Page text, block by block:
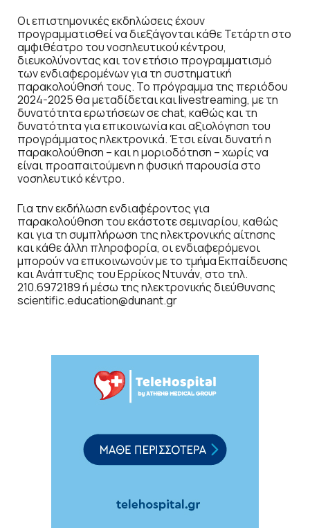
Οι επιστημονικές εκδηλώσεις έχουν
προγραμματισθεί να διεξάγονται κάθε Τετάρτη στο
αμφιθέατρο του νοσηλευτικού κέντρου,
διευκολύνοντας και τον ετήσιο προγραμματισμό
των ενδιαφερομένων για τη συστηματική
παρακολούθησή τους. Το πρόγραμμα της περιόδου
2024-2025 θα μεταδίδεται και livestreaming, με τη
δυνατότητα ερωτήσεων σε chat, καθώς και τη
δυνατότητα για επικοινωνία και αξιολόγηση του
προγράμματος ηλεκτρονικά. Έτσι είναι δυνατή η
παρακολούθηση – και η μοριοδότηση – χωρίς να
είναι προαπαιτούμενη η φυσική παρουσία στο
νοσηλευτικό κέντρο.
Για την εκδήλωση ενδιαφέροντος για
παρακολούθηση του εκάστοτε σεμιναρίου, καθώς
και για τη συμπλήρωση της ηλεκτρονικής αίτησης
και κάθε άλλη πληροφορία, οι ενδιαφερόμενοι
μπορούν να επικοινωνούν με το τμήμα Εκπαίδευσης
και Ανάπτυξης του Ερρίκος Ντυνάν, στο τηλ.
210.6972189 ή μέσω της ηλεκτρονικής διεύθυνσης
scientific.education@dunant.gr